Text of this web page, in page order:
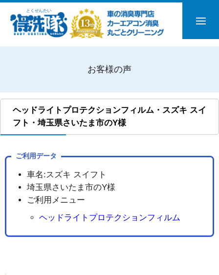
お客様の声
ヘッドライトプロテクションフィルム・スズキ スイ
フト・埼玉県さいたま市のY様
ご利用データ
車名:スズキ スイフト
埼玉県さいたま市のY様
ご利用メニュー
ヘッドライトプロテクションフィルム